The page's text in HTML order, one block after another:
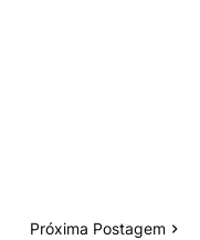
Próxima Postagem